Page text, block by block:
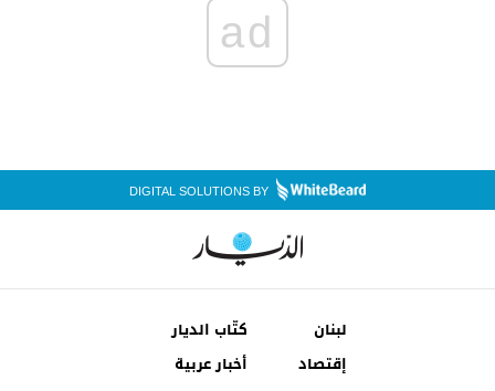
ad
DIGITAL SOLUTIONS BY
لبنان
كتّاب الديار
إقتصاد
أخبار عربية